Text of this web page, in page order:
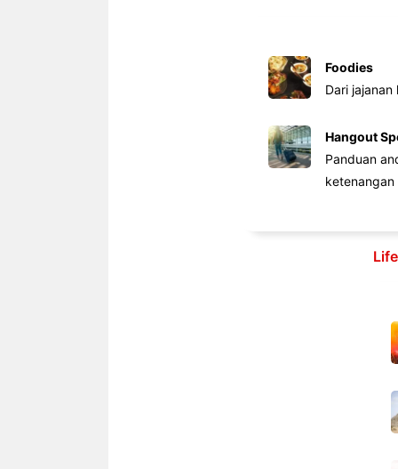
Foodies
Dari
Hangout
Panduan
ketenangan